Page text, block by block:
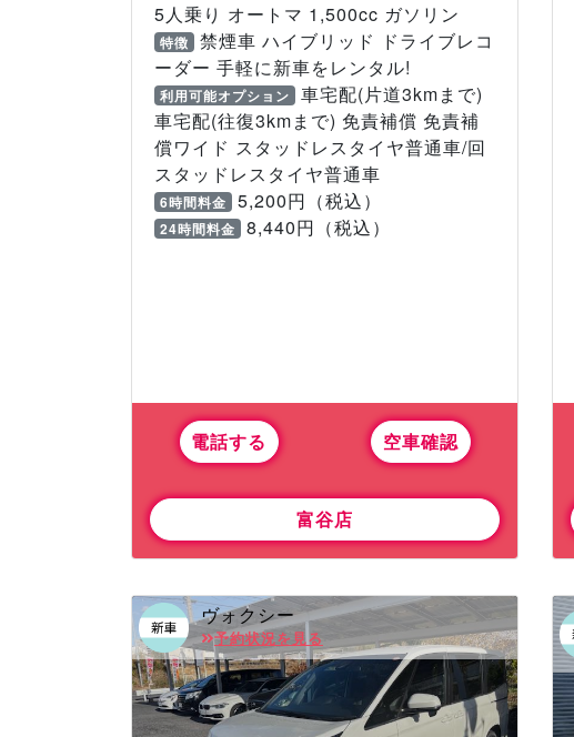
5人乗り オートマ 1,500cc ガソリン
特徴 禁煙車 ハイブリッド ドライブレコ
ーダー 手軽に新車をレンタル!
利用可能オプション 車宅配(片道3kmまで)
車宅配(往復3kmまで) 免責補償 免責補
償ワイド スタッドレスタイヤ普通車/回
スタッドレスタイヤ普通車
6時間料金 5,200円（税込）
24時間料金 8,440円（税込）
電話する 空車確認
富谷店
ヴォクシー
予約状況を見る